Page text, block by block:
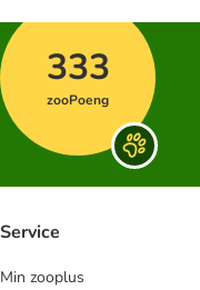
333
zooPoeng
Service
Min zooplus